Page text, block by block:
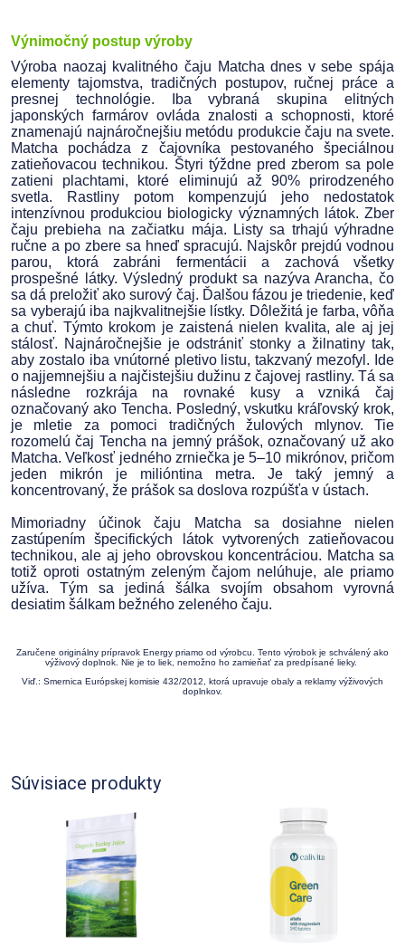
Výnimočný postup výroby
Výroba naozaj kvalitného čaju Matcha dnes v sebe spája
elementy tajomstva, tradičných postupov, ručnej práce a
presnej technológie. Iba vybraná skupina elitných
japonských farmárov ovláda znalosti a schopnosti, ktoré
znamenajú najnáročnejšiu metódu produkcie čaju na svete.
Matcha pochádza z čajovníka pestovaného špeciálnou
zatieňovacou technikou. Štyri týždne pred zberom sa pole
zatieni plachtami, ktoré eliminujú až 90% prirodzeného
svetla. Rastliny potom kompenzujú jeho nedostatok
intenzívnou produkciou biologicky významných látok. Zber
čaju prebieha na začiatku mája. Listy sa trhajú výhradne
ručne a po zbere sa hneď spracujú. Najskôr prejdú vodnou
parou, ktorá zabráni fermentácii a zachová všetky
prospešné látky. Výsledný produkt sa nazýva Arancha, čo
sa dá preložiť ako surový čaj. Ďalšou fázou je triedenie, keď
sa vyberajú iba najkvalitnejšie lístky. Dôležitá je farba, vôňa
a chuť. Týmto krokom je zaistená nielen kvalita, ale aj jej
stálosť. Najnáročnejšie je odstrániť stonky a žilnatiny tak,
aby zostalo iba vnútorné pletivo listu, takzvaný mezofyl. Ide
o najjemnejšiu a najčistejšiu dužinu z čajovej rastliny. Tá sa
následne rozkrája na rovnaké kusy a vzniká čaj
označovaný ako Tencha. Posledný, vskutku kráľovský krok,
je mletie za pomoci tradičných žulových mlynov. Tie
rozomelú čaj Tencha na jemný prášok, označovaný už ako
Matcha. Veľkosť jedného zrniečka je 5–10 mikrónov, pričom
jeden mikrón je milióntina metra. Je taký jemný a
koncentrovaný, že prášok sa doslova rozpúšťa v ústach.
Mimoriadny účinok čaju Matcha sa dosiahne nielen
zastúpením špecifických látok vytvorených zatieňovacou
technikou, ale aj jeho obrovskou koncentráciou. Matcha sa
totiž oproti ostatným zeleným čajom nelúhuje, ale priamo
užíva. Tým sa jediná šálka svojím obsahom vyrovná
desiatim šálkam bežného zeleného čaju.
Zaručene originálny prípravok Energy priamo od výrobcu. Tento výrobok je schválený ako
výživový doplnok. Nie je to liek, nemožno ho zamieňať za predpísané lieky.
Viď.: Smernica Európskej komisie 432/2012, ktorá upravuje obaly a reklamy výživových
doplnkov.
Súvisiace produkty